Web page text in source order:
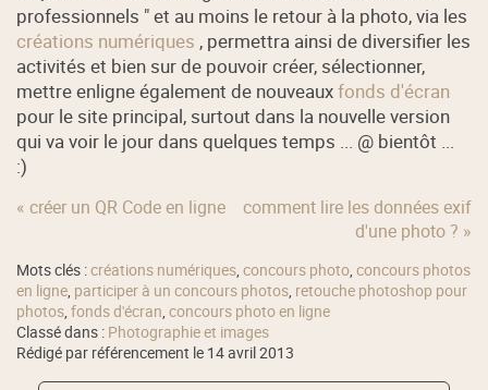
professionnels " et au moins le retour à la photo, via les
créations numériques , permettra ainsi de diversifier les
activités et bien sur de pouvoir créer, sélectionner,
mettre enligne également de nouveauxfonds d'écran
pour le site principal, surtout dans la nouvelle version
qui va voir le jour dans quelques temps ... @ bientôt ...
:)
« créer un QR Code en ligne
comment lire les données exif
d'une photo ? »
Mots clés :créations numériques,concours photo,concours photos
en ligne, participer à un concours photos, retouche photoshop pour
photos,fonds d'écran,concours photo en ligne
Classé dans : Photographie et images
Rédigé par référencement le 14 avril 2013